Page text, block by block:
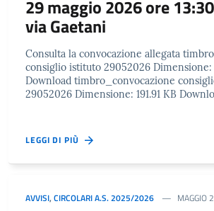
29 maggio 2026 ore
via Gaetani
Consulta la convocazione allegata
consiglio istituto 29052026 Dimensione:
Download timbro_convocazione
29052026 Dimensione: 191.91 KB
LEGGI DI PIÙ
AVVISI, CIRCOLARI A.S. 2025/2026 MAGGIO